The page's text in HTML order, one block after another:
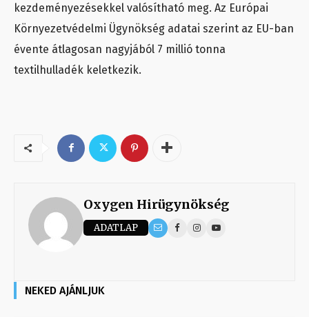
kezdeményezésekkel valósítható meg. Az Európai
Környezetvédelmi Ügynökség adatai szerint az EU-ban
évente átlagosan nagyjából 7 millió tonna
textilhulladék keletkezik.
Oxygen Hirügynökség
ADATLAP
NEKED AJÁNLJUK